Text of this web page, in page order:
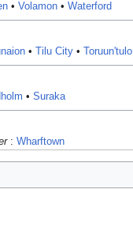
• Volamon • Waterford
• Tilu City • Toruun'tulo
• Suraka
: Wharftown